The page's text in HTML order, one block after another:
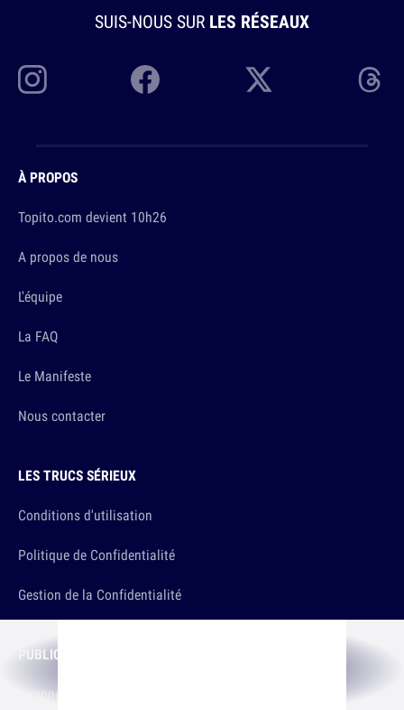
SUIS-NOUS SUR LES RÉSEAUX
À PROPOS
Topito.com devient 10h26
A propos de nous
L'équipe
La FAQ
Le Manifeste
Nous contacter
LES TRUCS SÉRIEUX
Conditions d'utilisation
Politique de Confidentialité
Gestion de la Confidentialité
PUBLICITÉ
Annoncer sur 10h26